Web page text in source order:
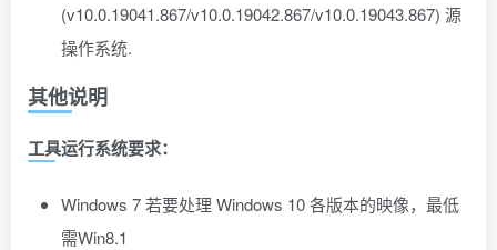
(v10.0.19041.867/v10.0.19042.867/v10.0.19043.867) 源
操作系统.
其他说明
工具运行系统要求：
Windows 7 若要处理 Windows 10 各版本的映像，最低
需Win8.1